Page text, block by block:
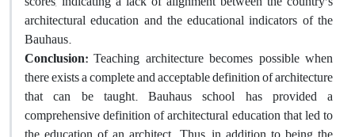
architectural education and the educational indicators of the
Bauhaus.
Conclusion: Teaching architecture becomes possible when
there exists a complete and acceptable definition of architecture
that can be taught. Bauhaus school has provided a
comprehensive definition of architectural education that led to